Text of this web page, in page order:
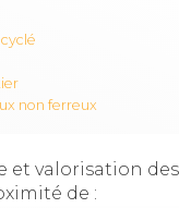
non ferreux
et valorisation des
de :